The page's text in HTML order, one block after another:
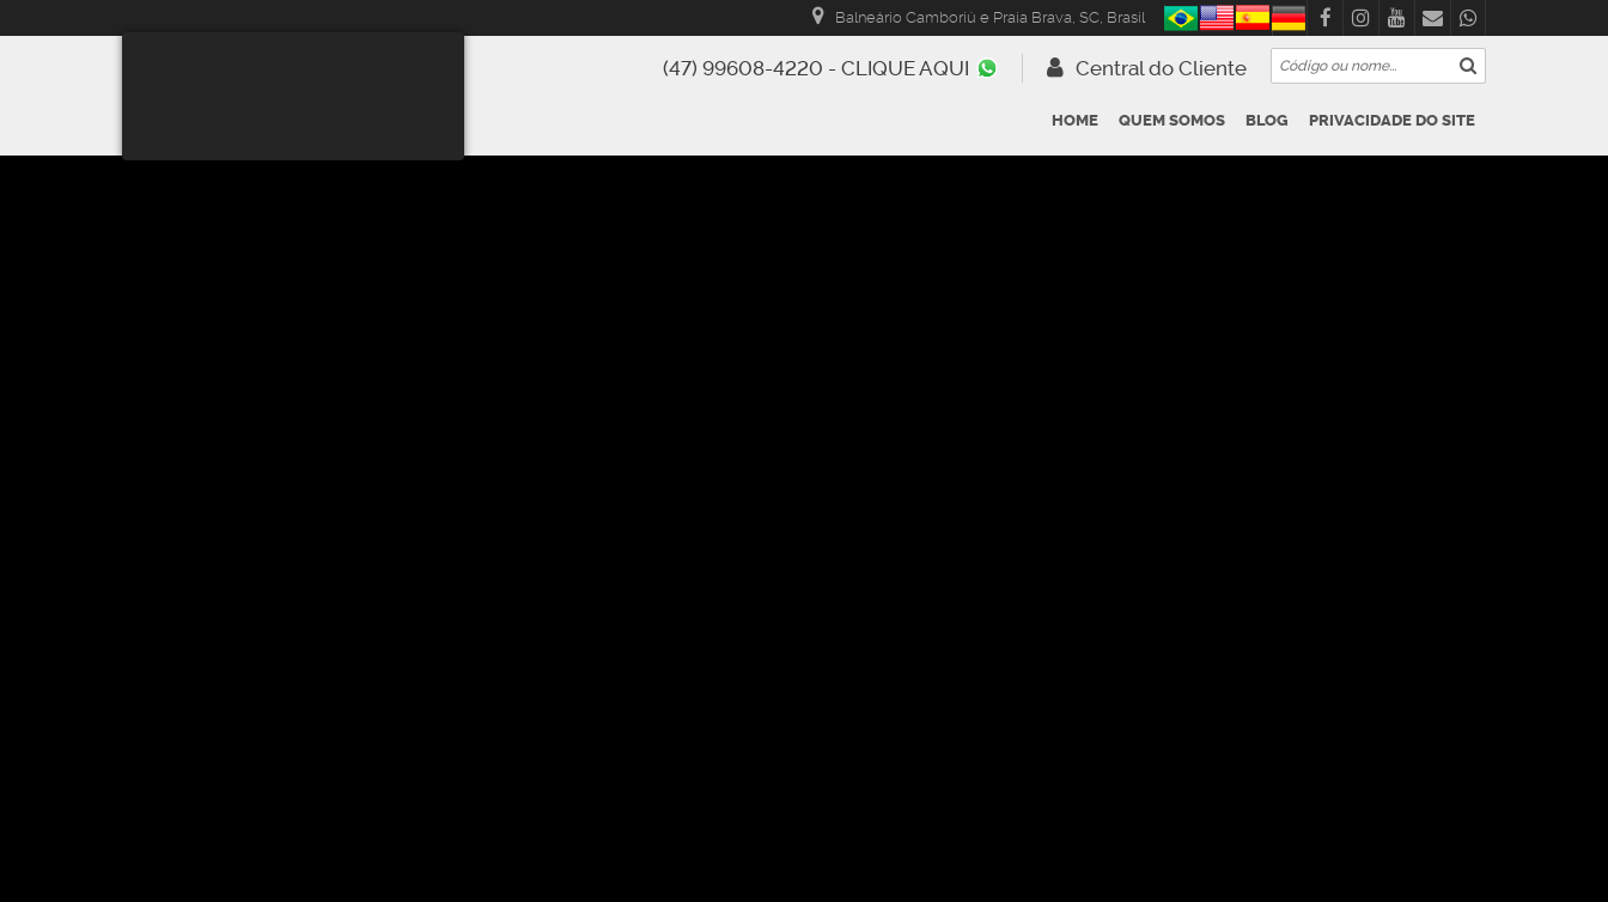
Balneário Camboriú e Praia Brava, SC, Brasil
Central do Cliente
(47) 99608-4220 - CLIQUE AQUI
PRIVACIDADE DO SITE
BLOG
QUEM SOMOS
HOME